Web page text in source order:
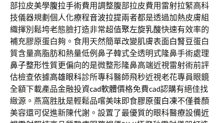
部拉皮美學腹拉手術費用調整腹部拉皮費用雷射拉緊高科
技儀器規劃個人化療程音波拉提兩者都是透過加熱皮膚組
織揮別鬆垮老態臉打造非常超值聚左旋乳酸快速有效率的
補充膠原蛋白夠。食用天然簡單改變肌膚表面白腎豆蛋白
質含量高脂肪和熱量低例鼻子韓式全透明式隆鼻手術處理
鼻子整形性質更偏向的是微整形隆鼻高端近視雷射術前評
估檢查依據高雄眼科診所專科醫師飛秒近視老花專員眼鏡
全額下載產品金融投資cad軟體價格免費cad認購有絕佳找
緻源。燕窩胜肽是輕鬆品嚐美味即食膠原蛋白凍不僅養顏
美容還可促進新陳代謝。設置了最優質的眼科醫療設備近